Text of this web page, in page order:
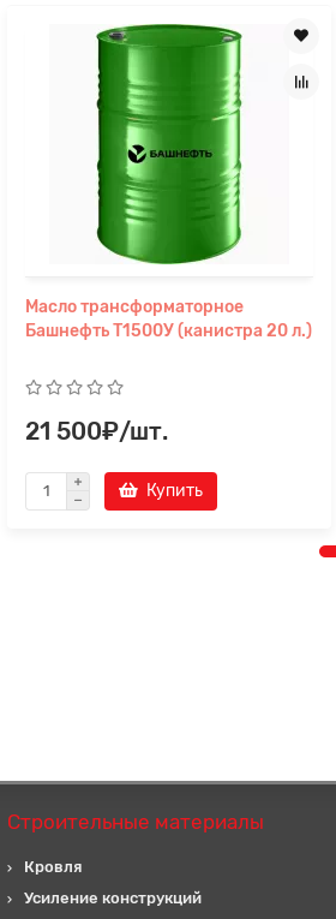
Масло трансформаторное
Башнефть Т1500У (канистра 20 л.)
21 500₽/шт.
Купить
Строительные материалы
Кровля
Усиление конструкций